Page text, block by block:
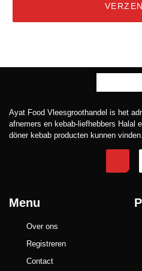
Ayat Food Vleesgroothandel is het
afnemers en kebab-liefhebbers Halal
döner kebab producten kunnen vinden.
Menu
Over ons
Registreren
Contact